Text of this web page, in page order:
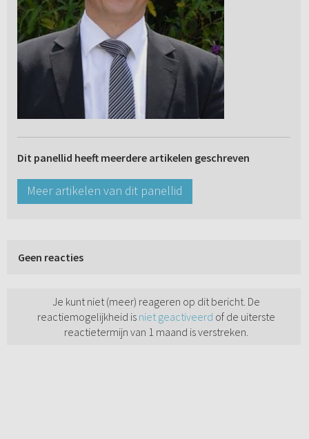
Dit panellid heeft meerdere artikelen geschreven
Meer artikelen van dit panellid
Geen reacties
Je kunt niet (meer) reageren op dit bericht. De
reactiemogelijkheid is niet geactiveerd of de uiterste
reactietermijn van 1 maand is verstreken.